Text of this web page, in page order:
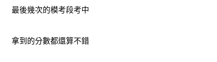
最後幾次的模考段考中
拿到的分數都還算不錯